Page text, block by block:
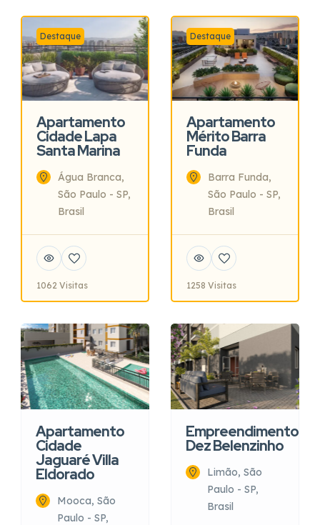
Destaque
Apartamento
Cidade Lapa
Santa Marina
Água Branca,
São Paulo - SP,
Brasil
1062 Visitas
Destaque
Apartamento
Mérito Barra
Funda
Barra Funda,
São Paulo - SP,
Brasil
1258 Visitas
Apartamento
Cidade
Jaguaré Villa
Eldorado
Mooca, São
Paulo - SP,
Empreendimento
Dez Belenzinho
Limão, São
Paulo - SP,
Brasil